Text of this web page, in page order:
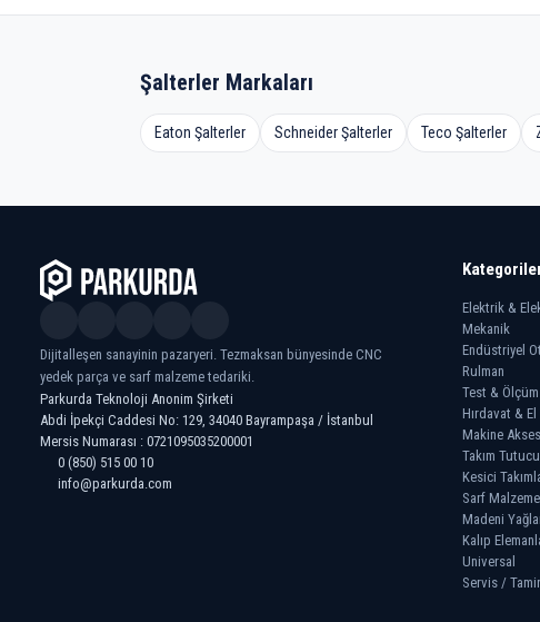
Şalterler Markaları
Eaton Şalterler Schneider Şalterler Teco Şalterler
Dijitalleşen sanayinin pazaryeri. Tezmaksan bünyesinde CNC
yedek parça ve sarf malzeme tedariki.
Parkurda Teknoloji Anonim Şirketi
Abdi İpekçi Caddesi No: 129, 34040 Bayrampaşa / İstanbul
Mersis Numarası : 0721095035200001
0 (850) 515 00 10
info@parkurda.com
Elektrik &
Mekanik
Endüstriyel
Rulman
Test &
Hırdavat &
Makine
Takım
Kesici
Sarf
Madeni
Kalıp
Universal
Servis /